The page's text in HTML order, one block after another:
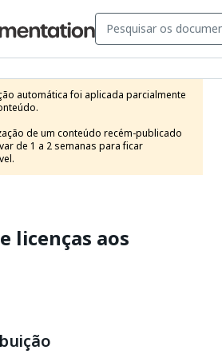
automática foi aplicada parcialmente
de um conteúdo recém-publicado
de 1 a 2 semanas para ficar
licenças aos